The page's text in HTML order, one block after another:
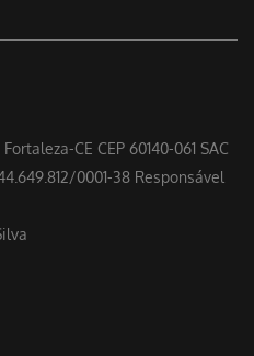
CE CEP 60140-061 SAC
0001-38 Responsável